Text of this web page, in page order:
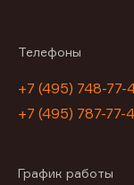
Телефоны
+7 (495) 748-77-
+7 (495) 787-77-
График работы